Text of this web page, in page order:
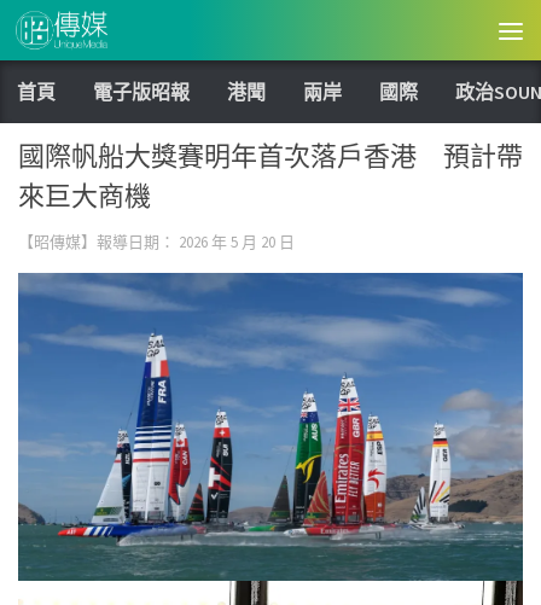
Skip to content
首頁 電子版昭報 港聞 兩岸 國際 政治
國際帆船大獎賽明年首次落戶香港 預計帶
來巨大商機
【昭傳媒】報導日期： 2026 年 5 月 20 日